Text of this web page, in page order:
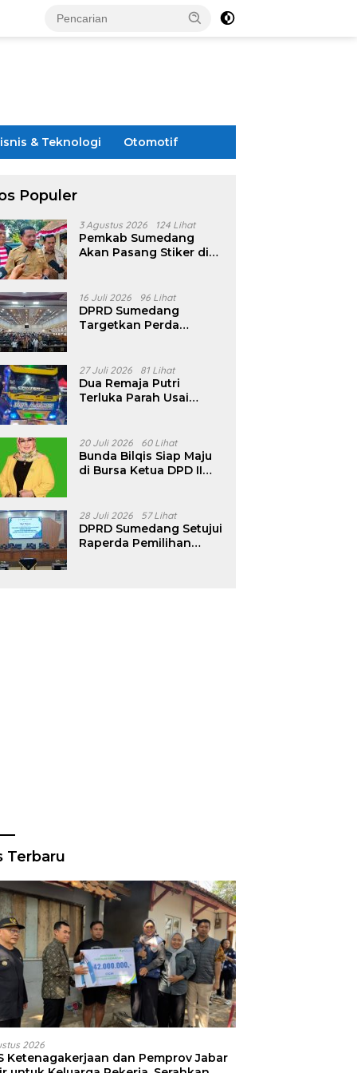
& Teknologi Otomotif
Populer
3 Agustus 2026 124 Lihat
Pemkab Sumedang
Akan Pasang Stiker di
16 Juli 2026 96 Lihat
DPRD Sumedang
Targetkan Perda
Pencalonan Diperjelas
27 Juli 2026 81 Lihat
Dua Remaja Putri
Terluka Parah Usai
Tanjungsari Sumedang
20 Juli 2026 60 Lihat
Bunda Bilqis Siap Maju
di Bursa Ketua DPD II
28 Juli 2026 57 Lihat
DPRD Sumedang Setujui
Raperda Pemilihan
Terbaru
2026
Ketenagakerjaan dan Pemprov Jabar